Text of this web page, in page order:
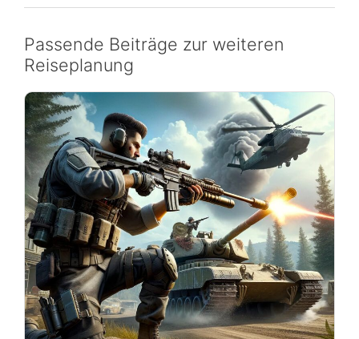
Passende Beiträge zur weiteren
Reiseplanung